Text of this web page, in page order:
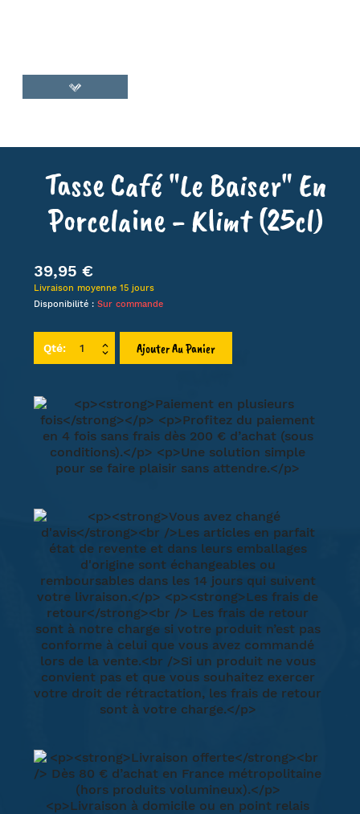
Tasse Café "Le Baiser" En
Porcelaine - Klimt (25cl)
39,95 €
Livraison moyenne 15 jours
Disponibilité : Sur commande
Qté: Ajouter Au Panier